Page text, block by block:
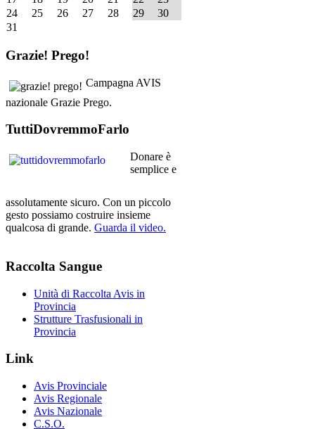
24
25 26 27 28 29
30
31
Grazie! Prego!
Campagna AVIS
nazionale Grazie Prego.
TuttiDovremmoFarlo
Donare è
semplice e
assolutamente sicuro. Con un piccolo
gesto possiamo costruire insieme
qualcosa di grande. Guarda il video.
Raccolta Sangue
Unità di Raccolta Avis in
Provincia
Strutture Trasfusionali in
Provincia
Link
Avis Provinciale
Avis Regionale
Avis Nazionale
C.S.O.